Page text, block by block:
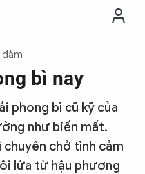
đàm
bì nay
phong bì cũ kỹ của
như biến mất.
chở tình cảm
lứa từ hậu phương